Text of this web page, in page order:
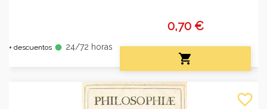
+ descuentos fiber_manual_record 24/72 horas
0,70 €

favorite_border